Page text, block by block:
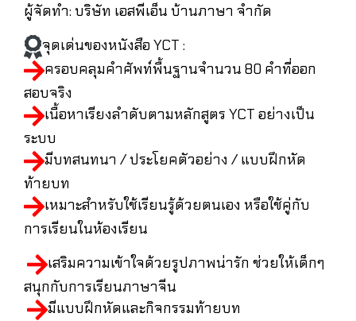
ผู้จัดทำ: บริษัท เอสพีเอ็น บ้านภาษา จำกัด
จุดเด่นของหนังสือ YCT :
ครอบคลุมคำศัพท์พื้นฐานจำนวน 80 คำที่ออก
สอบจริง
เนื้อหาเรียงลำดับตามหลักสูตร YCT อย่างเป็น
ระบบ
มีบทสนทนา / ประโยคตัวอย่าง / แบบฝึกหัด
ท้ายบท
เหมาะสำหรับใช้เรียนรู้ด้วยตนเอง หรือใช้คู่กับ
การเรียนในห้องเรียน
เสริมความเข้าใจด้วยรูปภาพน่ารัก ช่วยให้เด็กๆ
สนุกกับการเรียนภาษาจีน
มีแบบฝึกหัดและกิจกรรมท้ายบท